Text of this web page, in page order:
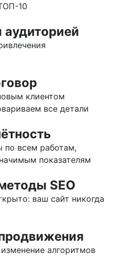
10
аудиторией
клиентом
все детали
по всем работам,
показателям
SEO
ваш сайт никогда
алгоритмов